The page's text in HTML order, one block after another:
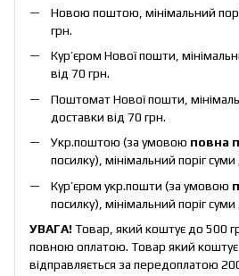
Новою поштою, мінімальний
грн.
Кур’єром Нової пошти,
від 70 грн.
Поштомат Нової пошти,
доставки від 70 грн.
Укр.поштою (за умовою повна
посилку), мінімальний поріг
Кур’єром укр.пошти (за умовою
посилку), мінімальний поріг
УВАГА!Товар, який коштує до 500
повною оплатою. Товар який коштує
відправляється за передоплатою